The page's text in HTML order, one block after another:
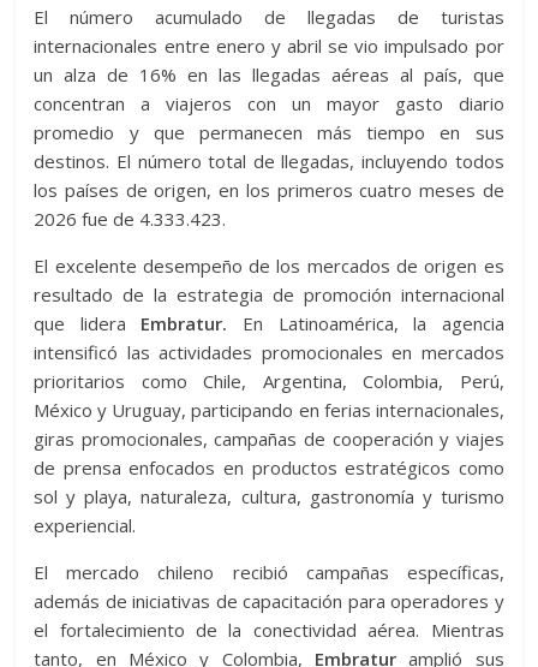
El número acumulado de llegadas de turistas
internacionales entre enero y abril se vio impulsado por
un alza de 16% en las llegadas aéreas al país, que
concentran a viajeros con un mayor gasto diario
promedio y que permanecen más tiempo en sus
destinos. El número total de llegadas, incluyendo todos
los países de origen, en los primeros cuatro meses de
2026 fue de 4.333.423.
El excelente desempeño de los mercados de origen es
resultado de la estrategia de promoción internacional
que lidera Embratur. En Latinoamérica, la agencia
intensificó las actividades promocionales en mercados
prioritarios como Chile, Argentina, Colombia, Perú,
México y Uruguay, participando en ferias internacionales,
giras promocionales, campañas de cooperación y viajes
de prensa enfocados en productos estratégicos como
sol y playa, naturaleza, cultura, gastronomía y turismo
experiencial.
El mercado chileno recibió campañas específicas,
además de iniciativas de capacitación para operadores y
el fortalecimiento de la conectividad aérea. Mientras
tanto, en México y Colombia, Embraturamplió sus